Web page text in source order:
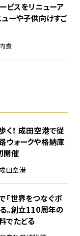
ビスをリニューア
ーや子供向けすご
食
く！ 成田空港で従
ウォークや格納庫
開催
田空港
「世界をつなぐボ
。創立110周年の
でたどる